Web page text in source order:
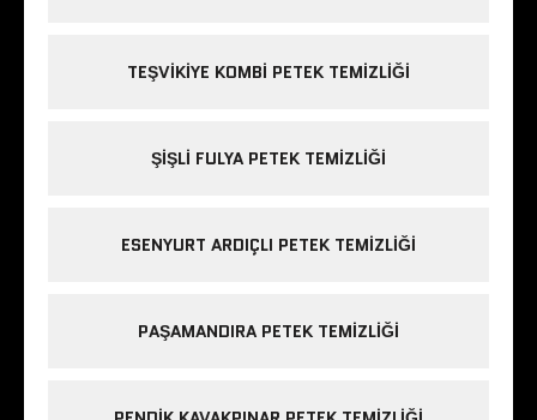
TEŞVIKIYE KOMBI PETEK TEMIZLIĞI
ŞIŞLI FULYA PETEK TEMIZLIĞI
ESENYURT ARDIÇLI PETEK TEMIZLIĞI
PAŞAMANDIRA PETEK TEMIZLIĞI